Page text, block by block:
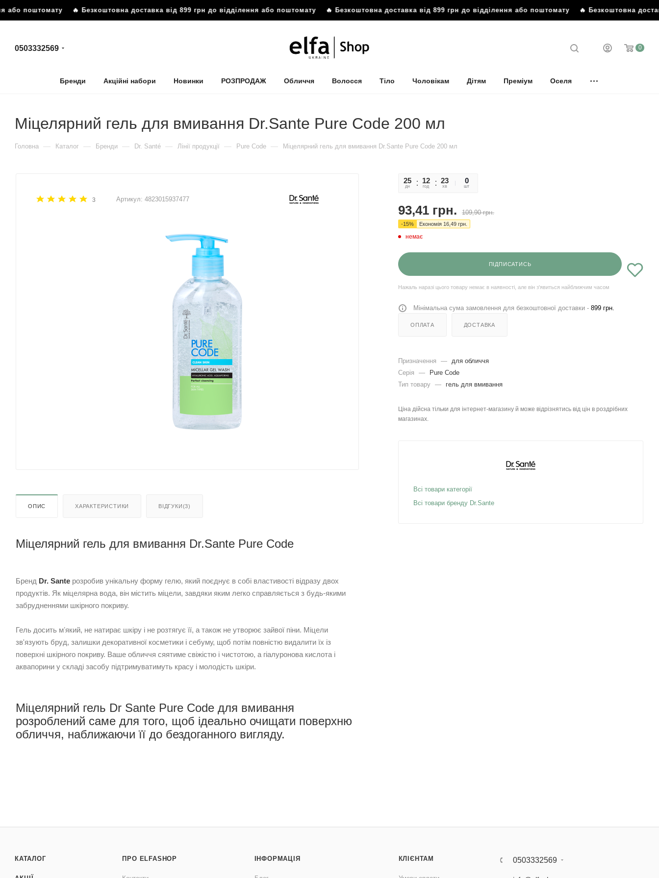
або поштомату🔥 Безкоштовна доставка від 899 грн до відділення або поштомату🔥 Безкоштовна доставка від 899 грн до відділення або поштомату🔥 Безкоштовна
0503332569 0
Бренди Акційні набори Новинки РОЗПРОДАЖ Обличчя Волосся Тіло Чоловікам Дітям Преміум Оселя
Міцелярний гель для вмивання Dr.Sante Pure Cоde 200 мл
Головна — Каталог — Бренди — Dr. Santé — Лінії продукції — Pure Cоde — Міцелярний гель для вмивання Dr.Sante Pure Cоde 200 мл
3 Артикул: 4823015937477
ОПИС ХАРАКТЕРИСТИКИ ВІДГУКИ(3)
Міцелярний гель для вмивання Dr.Sante Pure Cоde
Бренд Dr. Sante розробив унікальну форму гелю, який поєднує в собі властивості відразу двох
продуктів. Як міцелярна вода, він містить міцели, завдяки яким легко справляється з будь-якими
забрудненнями шкірного покриву.
Гель досить мʼякий, не натирає шкіру і не розтягує її, а також не утворює зайвої піни. Міцели
зв'язують бруд, залишки декоративної косметики і себуму, щоб потім повністю видалити їх із
поверхні шкірного покриву. Ваше обличчя сяятиме свіжістю і чистотою, а гіалуронова кислота і
аквапорини у складі засобу підтримуватимуть красу і молодість шкіри.
Міцелярний гель Dr Sante Pure Code для вмивання
розроблений саме для того, щоб ідеально очищати поверхню
обличчя, наближаючи її до бездоганного вигляду.
25
дн
12
год
23
хв
21
сек
0
шт
93,41 грн. 109,90грн.
-15% Економія 16,49 грн.
немає
ПІДПИСАТИСЬ
Нажаль наразі цього товару немає в наявності, але він з'явиться найближчим часом
Мінімальна сума замовлення для безкоштовної доставки - 899 грн.
ОПЛАТА ДОСТАВКА
Призначення —
для обличчя
Серія
—
Pure Cоde
Тип товару — гель для вмивання
Ціна дійсна тільки для інтернет-магазину й може відрізнятись від цін в роздрібних
магазинах.
Всі товари категорії
Всі товари бренду Dr.Sante
КАТАЛОГ ПРО ELFASHOP ІНФОРМАЦІЯ КЛІЄНТАМ 0503332569